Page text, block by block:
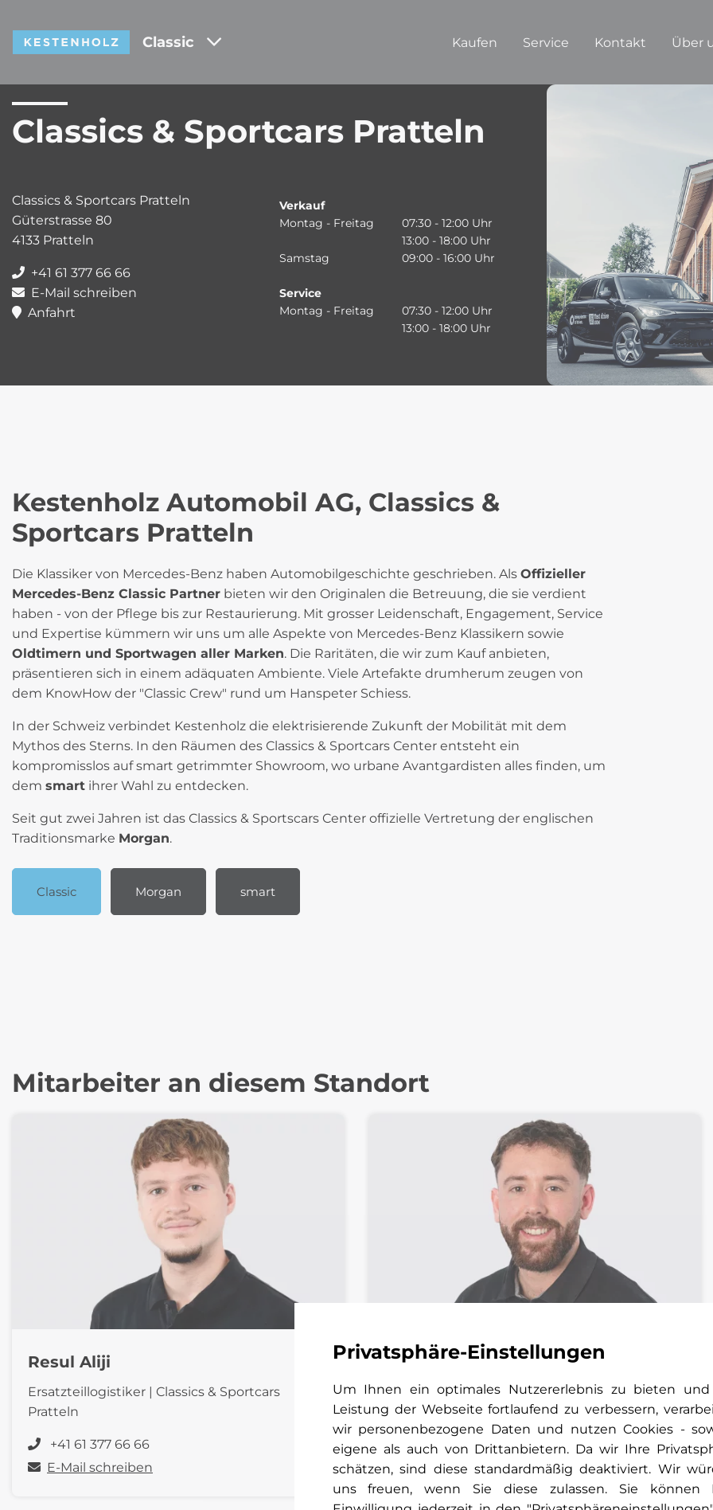
Privatsphäre-Einstellungen
Um Ihnen ein optimales Nutzererlebnis zu bieten
Leistung der Webseite fortlaufend zu verbessern,
wir personenbezogene Daten und nutzen Cookies -
eigene als auch von Drittanbietern. Da wir Ihre
schätzen, sind diese standardmäßig deaktiviert. Wir
uns freuen, wenn Sie diese zulassen. Sie können
Classic Kaufen Service Kontakt Über
Classics & Sportcars Pratteln
Classics & Sportcars Pratteln
Güterstrasse 80
4133 Pratteln
+41 61 377 66 66
E-Mail schreiben
Anfahrt
Verkauf
Montag - Freitag
Samstag
Service
Montag - Freitag
07:30 - 12:00 Uhr
13:00 - 18:00 Uhr
09:00 - 16:00 Uhr
07:30 - 12:00 Uhr
13:00 - 18:00 Uhr
Kestenholz Automobil AG, Classics &
Sportcars Pratteln
Die Klassiker von Mercedes-Benz haben Automobilgeschichte geschrieben. Als Offizieller
Mercedes-Benz Classic Partner bieten wir den Originalen die Betreuung, die sie verdient
haben - von der Pflege bis zur Restaurierung. Mit grosser Leidenschaft, Engagement, Service
und Expertise kümmern wir uns um alle Aspekte von Mercedes-Benz Klassikern sowie
Oldtimern und Sportwagen aller Marken. Die Raritäten, die wir zum Kauf anbieten,
präsentieren sich in einem adäquaten Ambiente. Viele Artefakte drumherum zeugen von
dem KnowHow der "Classic Crew" rund um Hanspeter Schiess.
In der Schweiz verbindet Kestenholz die elektrisierende Zukunft der Mobilität mit dem
Mythos des Sterns. In den Räumen des Classics & Sportcars Center entsteht ein
kompromisslos auf smart getrimmter Showroom, wo urbane Avantgardisten alles finden, um
dem smart ihrer Wahl zu entdecken.
Seit gut zwei Jahren ist das Classics & Sportscars Center offizielle Vertretung der englischen
Traditionsmarke Morgan.
Classic Morgan smart
Mitarbeiter an diesem Standort
Resul Aliji
Ersatzteillogistiker | Classics & Sportcars
Pratteln
+41 61 377 66 66
E-Mail schreiben
Patrick Almeida Azevedo
Ersatzteillogistiker | Classics & Sportcars
Pratteln
+41 61 377 66 66
E-Mail schreiben